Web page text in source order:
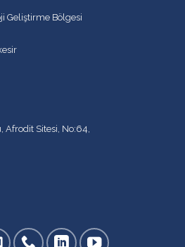
Geliştirme Bölgesi
Afrodit Sitesi, No:64,